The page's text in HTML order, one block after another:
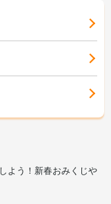
よう！新春おみくじや